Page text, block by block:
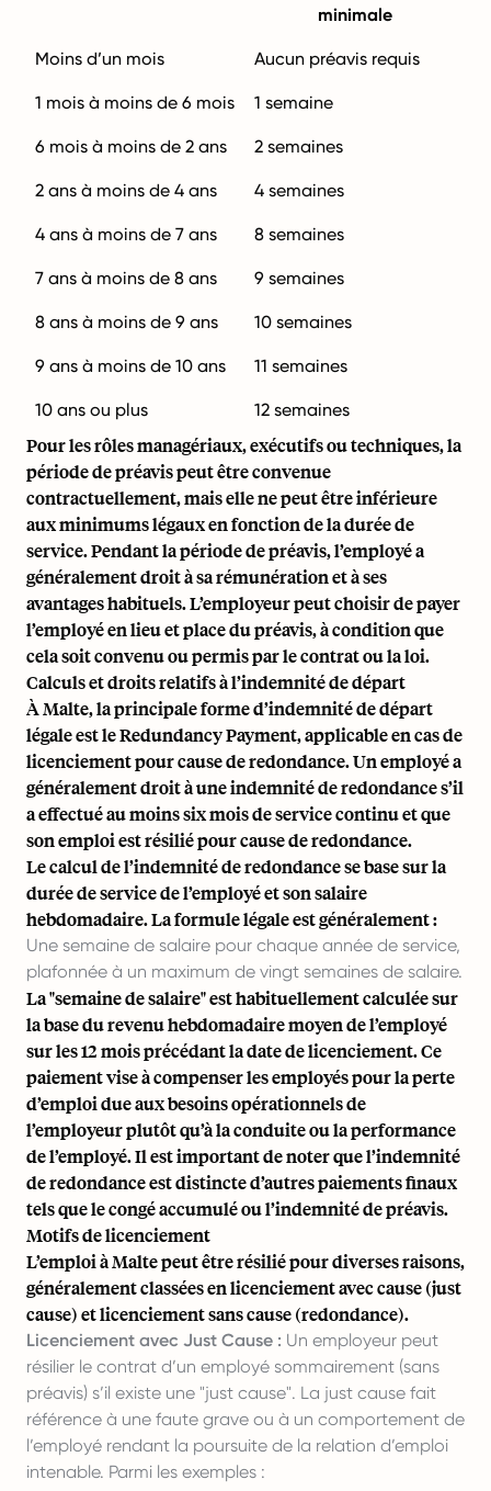
minimale
Moins d’un mois Aucun préavis requis
1 mois à moins de 6 mois 1 semaine
6 mois à moins de 2 ans 2 semaines
2 ans à moins de 4 ans 4 semaines
4 ans à moins de 7 ans 8 semaines
7 ans à moins de 8 ans 9 semaines
8 ans à moins de 9 ans 10 semaines
9 ans à moins de 10 ans 11 semaines
10 ans ou plus 12 semaines
Pour les rôles managériaux, exécutifs ou techniques, la
période de préavis peut être convenue
contractuellement, mais elle ne peut être inférieure
aux minimums légaux en fonction de la durée de
service. Pendant la période de préavis, l’employé a
généralement droit à sa rémunération et à ses
avantages habituels. L’employeur peut choisir de payer
l’employé en lieu et place du préavis, à condition que
cela soit convenu ou permis par le contrat ou la loi.
Calculs et droits relatifs à l’indemnité de départ
À Malte, la principale forme d’indemnité de départ
légale est le Redundancy Payment, applicable en cas de
licenciement pour cause de redondance. Un employé a
généralement droit à une indemnité de redondance s’il
a effectué au moins six mois de service continu et que
son emploi est résilié pour cause de redondance.
Le calcul de l’indemnité de redondance se base sur la
durée de service de l’employé et son salaire
hebdomadaire. La formule légale est généralement :
Une semaine de salaire pour chaque année de service,
plafonnée à un maximum de vingt semaines de salaire.
La "semaine de salaire" est habituellement calculée sur
la base du revenu hebdomadaire moyen de l’employé
sur les 12 mois précédant la date de licenciement. Ce
paiement vise à compenser les employés pour la perte
d’emploi due aux besoins opérationnels de
l’employeur plutôt qu’à la conduite ou la performance
de l’employé. Il est important de noter que l’indemnité
de redondance est distincte d’autres paiements finaux
tels que le congé accumulé ou l’indemnité de préavis.
Motifs de licenciement
L’emploi à Malte peut être résilié pour diverses raisons,
généralement classées en licenciement avec cause (just
cause) et licenciement sans cause (redondance).
Licenciement avec Just Cause : Un employeur peut
résilier le contrat d’un employé sommairement (sans
préavis) s’il existe une "just cause". La just cause fait
référence à une faute grave ou à un comportement de
l’employé rendant la poursuite de la relation d’emploi
intenable. Parmi les exemples :